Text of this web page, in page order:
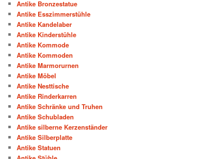
Antike Bronzestatue
Antike Esszimmerstühle
Antike Kandelaber
Antike Kinderstühle
Antike Kommode
Antike Kommoden
Antike Marmorurnen
Antike Möbel
Antike Nesttische
Antike Rinderkarren
Antike Schränke und Truhen
Antike Schubladen
Antike silberne Kerzenständer
Antike Silberplatte
Antike Statuen